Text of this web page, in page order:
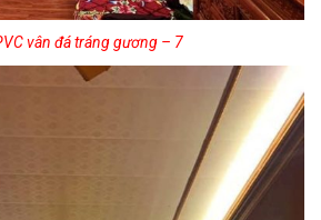
vân đá tráng gương – 7